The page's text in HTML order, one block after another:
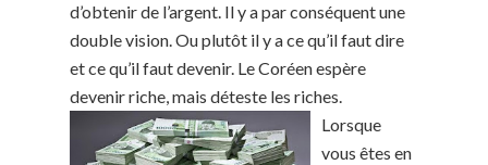
d’obtenir de l’argent. Il y a par conséquent une
double vision. Ou plutôt il y a ce qu’il faut dire
et ce qu’il faut devenir. Le Coréen espère
devenir riche, mais déteste les riches.
Lorsque
vous êtes en